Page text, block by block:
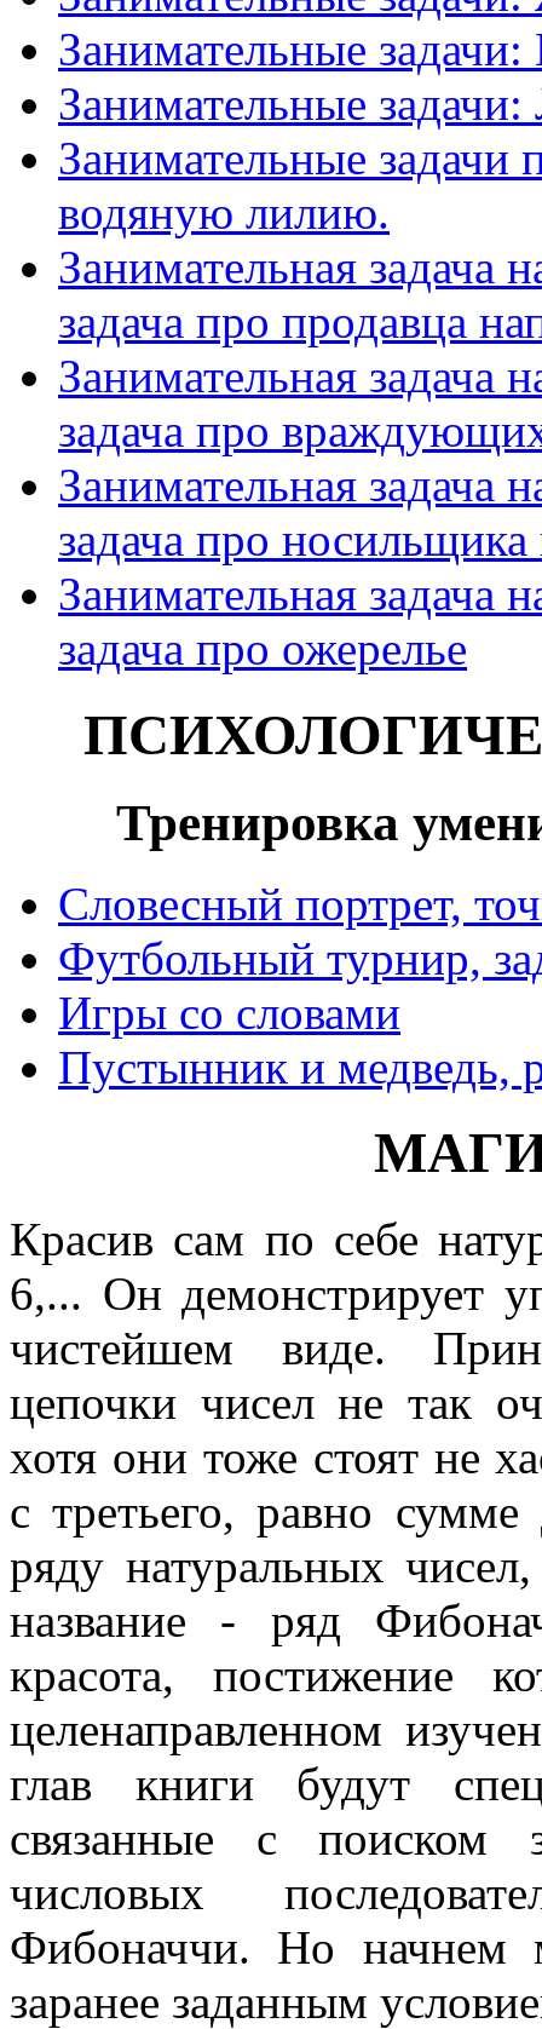
Занимательные
Занимательные
Занимательные задачи
водяную лилию.
Занимательная задача
задача про продавца
Занимательная задача
задача про
Занимательная задача
задача про
Занимательная задача
задача про ожерелье
Тренировка
Словесный портрет,
Футбольный турнир,
Игры со словами
Пустынник и медведь,
Красив сам по себе
6,... Он демонстрирует
чистейшем виде.
цепочки чисел не так
хотя они тоже стоят не
с третьего, равно
ряду натуральных
название - ряд
красота, постижение
целенаправленном
глав книги будут
связанные с поиском
числовых
Фибоначчи. Но начнем
заранее заданным